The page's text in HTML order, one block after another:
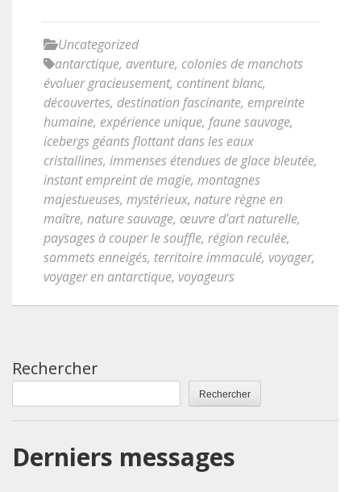
Uncategorized
antarctique, aventure, colonies de manchots
évoluer gracieusement, continent blanc,
découvertes, destination fascinante, empreinte
humaine, expérience unique, faune sauvage,
icebergs géants flottant dans les eaux
cristallines, immenses étendues de glace bleutée,
instant empreint de magie, montagnes
majestueuses, mystérieux, nature règne en
maître, nature sauvage, œuvre d'art naturelle,
paysages à couper le souffle, région reculée,
sommets enneigés, territoire immaculé, voyager,
voyager en antarctique, voyageurs
Rechercher
Rechercher
Derniers messages